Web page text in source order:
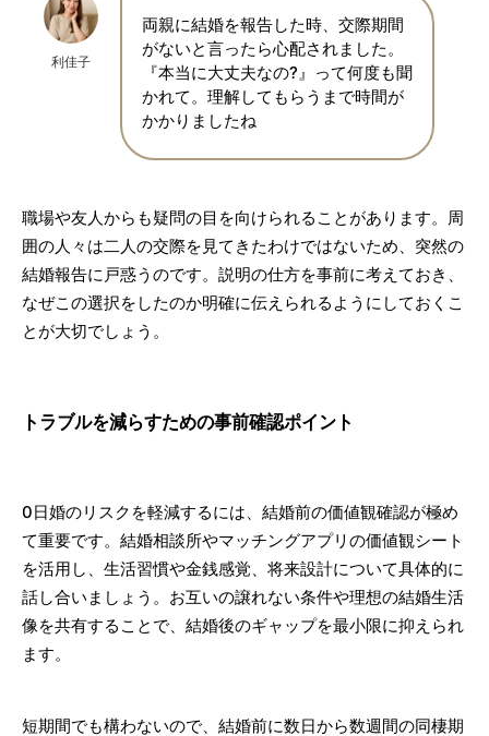
利佳子
両親に結婚を報告した時、交際期間
がないと言ったら心配されました。
『本当に大丈夫なの?』って何度も聞
かれて。理解してもらうまで時間が
かかりましたね
職場や友人からも疑問の目を向けられることがあります。周
囲の人々は二人の交際を見てきたわけではないため、突然の
結婚報告に戸惑うのです。説明の仕方を事前に考えておき、
なぜこの選択をしたのか明確に伝えられるようにしておくこ
とが大切でしょう。
トラブルを減らすための事前確認ポイント
0日婚のリスクを軽減するには、結婚前の価値観確認が極め
て重要です。結婚相談所やマッチングアプリの価値観シート
を活用し、生活習慣や金銭感覚、将来設計について具体的に
話し合いましょう。お互いの譲れない条件や理想の結婚生活
像を共有することで、結婚後のギャップを最小限に抑えられ
ます。
短期間でも構わないので、結婚前に数日から数週間の同棲期